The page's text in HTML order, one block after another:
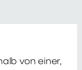
von einer,